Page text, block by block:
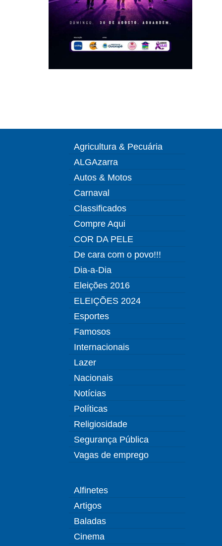
Agricultura & Pecuária
ALGAzarra
Autos & Motos
Carnaval
Classificados
Compre Aqui
COR DA PELE
De cara com o povo!!!
Dia-a-Dia
Eleições 2016
ELEIÇÕES 2024
Esportes
Famosos
Internacionais
Lazer
Nacionais
Notícias
Políticas
Religiosidade
Segurança Pública
Vagas de emprego
Alfinetes
Artigos
Baladas
Cinema